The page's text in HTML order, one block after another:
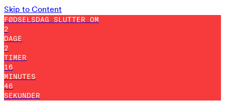
Skip to Content
FØDSELSDAG SLUTTER OM
2
DAGE
2
TIMER
16
MINUTES
36
SEKUNDER